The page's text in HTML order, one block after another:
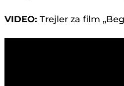
VIDEO: Trejler za film